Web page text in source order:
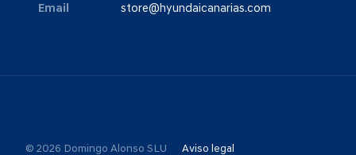
Email store@hyundaicanarias.com
© 2026 Domingo Alonso SLU Aviso legal